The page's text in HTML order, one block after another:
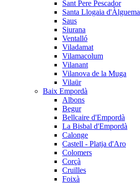
Sant Pere Pescador
Santa Llogaia d'Àlguema
Saus
Siurana
Ventalló
Viladamat
Vilamacolum
Vilanant
Vilanova de la Muga
Vilaür
Baix Empordà
Albons
Begur
Bellcaire d'Empordà
La Bisbal d'Empordà
Calonge
Castell - Platja d'Aro
Colomers
Corçà
Cruïlles
Foixà